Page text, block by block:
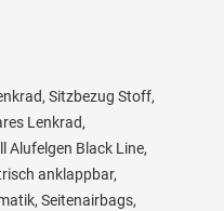
Sitzbezug Stoff,
Lenkrad,
Alufelgen Black Line,
anklappbar,
Seitenairbags,